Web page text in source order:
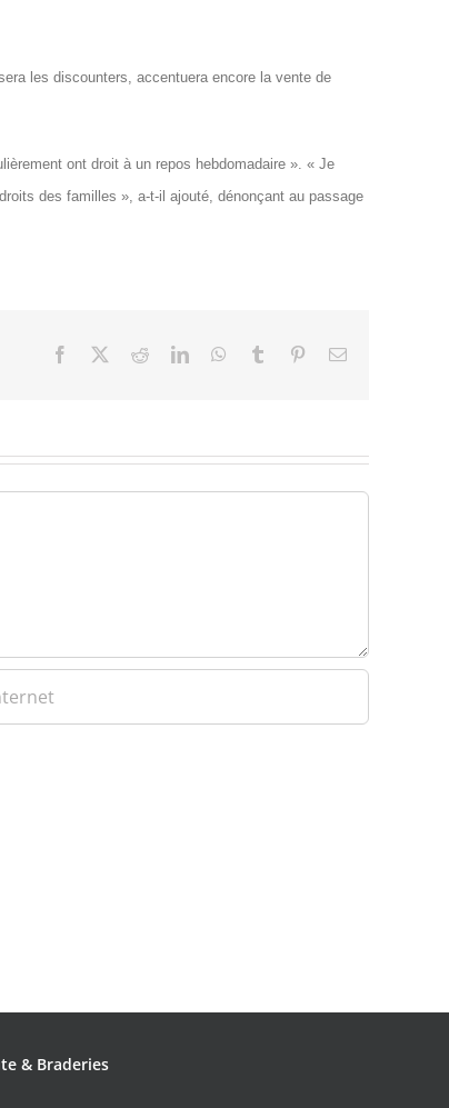
les discounters, accentuera encore la vente de
ont droit à un repos hebdomadaire ». « Je
des familles », a-t-il ajouté, dénonçant au passage
Facebook RedditLinkedInWhatsApp
Tumblr PinterestEmail
& Braderies